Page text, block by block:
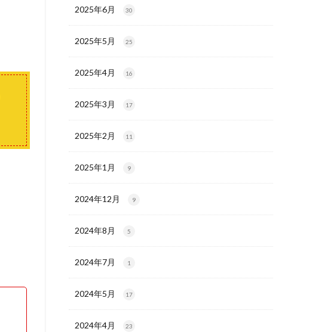
2025年6月 30
2025年5月 25
2025年4月 16
2025年3月 17
2025年2月 11
2025年1月 9
2024年12月 9
2024年8月 5
2024年7月 1
2024年5月 17
2024年4月 23